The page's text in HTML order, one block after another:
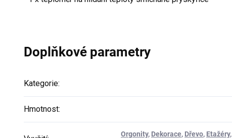
Doplňkové parametry
Kategorie:
Hmotnost:
Orgonity, Dekorace, Dřevo, Etažéry,